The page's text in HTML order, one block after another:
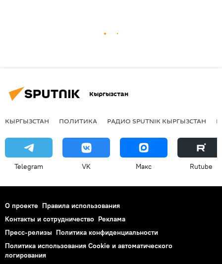
Кыргызстан
КЫРГЫЗСТАН ПОЛИТИКА РАДИО SPUTNIK КЫРГЫЗСТАН
Telegram VK Макс Rutube
О проекте Правила использования
Контакты и сотрудничество Реклама
Пресс-релизы Политика конфиденциальности
Политика использования Cookie и автоматического
логирования